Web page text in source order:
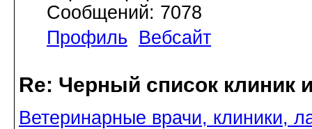
Сообщений: 7078
Профиль
Вебсайт
Re: Черный список клиник
Ветеринарные врачи, клиники,